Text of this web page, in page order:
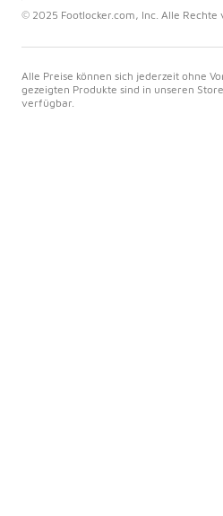
© 2025 Footlocker.com, Inc. Alle Rechte
Alle Preise können sich jederzeit ohne
gezeigten Produkte sind in unseren
verfügbar.